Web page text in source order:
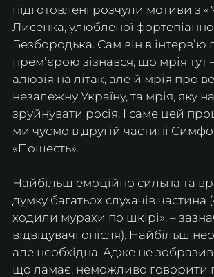
підготовлені розчули мотиви з
Лисенка, улюбленої
Безбородька. Сам він в інтервʼю
премʼєрою зізнався, що мрія
алюзія на літак, але й мрія про
незалежну Україну, та мрія, яку
зруйнувати росія. І саме цей
ми чуємо в другій частині
«Пошесть».
Найбільш емоційно сильна та
думку багатьох слухачів частина
ходили мурахи по шкірі», –
відвідувачі опісля). Найбільш
але необхідна. Адже не
що ламає, неможливо говорити